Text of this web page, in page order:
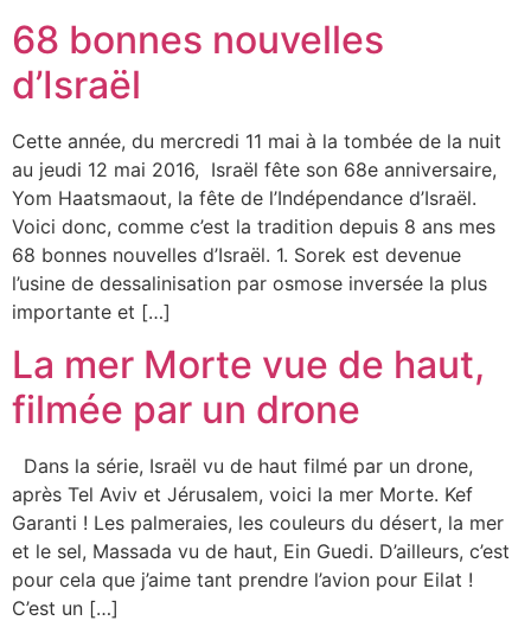
68 bonnes nouvelles
d’Israël
Cette année, du mercredi 11 mai à la tombée de la nuit
au jeudi 12 mai 2016, Israël fête son 68e anniversaire,
Yom Haatsmaout, la fête de l’Indépendance d’Israël.
Voici donc, comme c’est la tradition depuis 8 ans mes
68 bonnes nouvelles d’Israël. 1. Sorek est devenue
l’usine de dessalinisation par osmose inversée la plus
importante et […]
La mer Morte vue de haut,
filmée par un drone
Dans la série, Israël vu de haut filmé par un drone,
après Tel Aviv et Jérusalem, voici la mer Morte. Kef
Garanti ! Les palmeraies, les couleurs du désert, la mer
et le sel, Massada vu de haut, Ein Guedi. D’ailleurs, c’est
pour cela que j’aime tant prendre l’avion pour Eilat !
C’est un […]